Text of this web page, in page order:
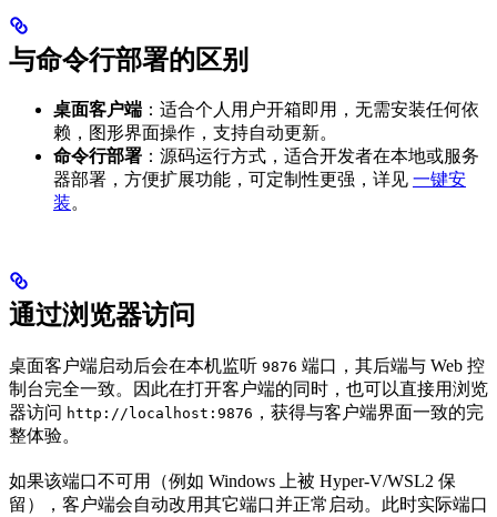
与命令行部署的区别
桌面客户端 ：适合个人用户开箱即用，无需安装任何依
赖，图形界面操作，支持自动更新。
命令行部署 ：源码运行方式，适合开发者在本地或服务
器部署，方便扩展功能，可定制性更强，详见 一键安
装。
通过浏览器访问
桌面客户端启动后会在本机监听 9876 端口，其后端与 Web 控
制台完全一致。因此在打开客户端的同时，也可以直接用浏览
器访问 http://localhost:9876 ，获得与客户端界面一致的完
整体验。
如果该端口不可用（例如 Windows 上被 Hyper-V/WSL2 保
留），客户端会自动改用其它端口并正常启动。此时实际端口